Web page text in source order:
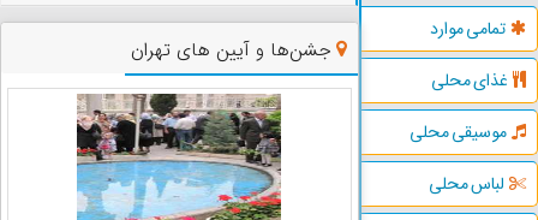
تمامی موارد
غذای محلی
موسیقی محلی
لباس محلی
جشن‌ها و آیین های تهران